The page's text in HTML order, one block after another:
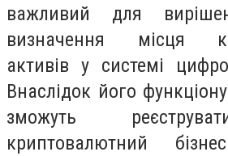
важливий для
визначення місця
активів у системі
Внаслідок його
зможуть
криптовалютний